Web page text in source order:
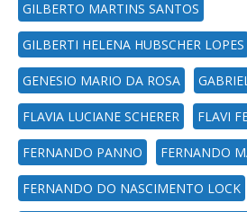
GILBERTO MARTINS SANTOS
GILBERTI HELENA HUBSCHER LOPES
GENESIO MARIO DA ROSA
FLAVIA LUCIANE SCHERER FLAVI
FERNANDO PANNO FERNANDO
FERNANDO DO NASCIMENTO LOCK